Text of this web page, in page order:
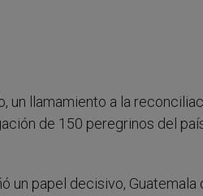
un llamamiento a la
de 150 peregrinos del
un papel decisivo, Guatemala